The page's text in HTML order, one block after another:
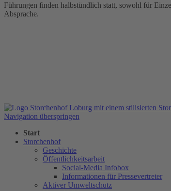
Führungen finden halbstündlich statt, sowohl für
Absprache.
Navigation überspringen
Start
Storchenhof
Geschichte
Öffentlichkeitsarbeit
Social-Media Infobox
Informationen für Pressevertreter
Aktiver Umweltschutz